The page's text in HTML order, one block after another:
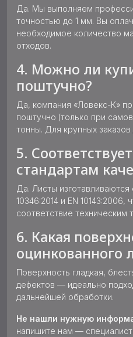
Да. Мы выполняем
точностью до 1 мм. Вы
необходимое количество
отходов.
4. Можно ли
поштучно?
Да, компания «Ловекс-К»
поштучно (только при
тонны. Для крупных
5.
стандартам
Да. Листы
10346:2014 и EN 10143:2006,
соответствие техническим
6. Какая
оцинкованного
Поверхность гладкая,
дефектов — идеально
дальнейшей обработки.
Не нашли нужную
напишите нам —